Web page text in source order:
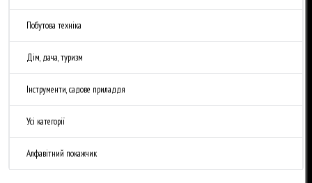
Побутова техніка
Дім, дача, туризм
Інструменти, садове приладдя
Усі категорії
Алфавітний покажчик